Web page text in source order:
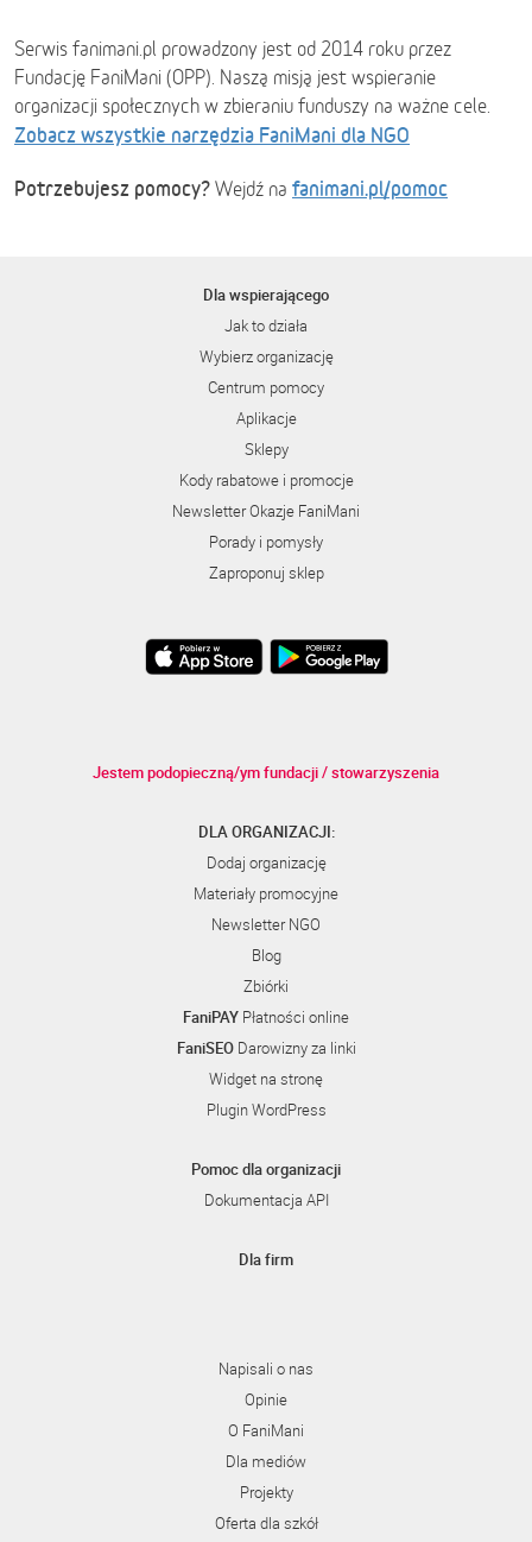
Serwis fanimani.pl prowadzony jest od 2014 roku przez
Fundację FaniMani (OPP). Naszą misją jest wspieranie
organizacji społecznych w zbieraniu funduszy na ważne cele.
Zobacz wszystkie narzędzia FaniMani dla NGO
Potrzebujesz pomocy? Wejdź na fanimani.pl/pomoc
Dla wspierającego
Jak to działa
Wybierz organizację
Centrum pomocy
Aplikacje
Sklepy
Kody rabatowe i promocje
Newsletter Okazje FaniMani
Porady i pomysły
Zaproponuj sklep
Jestem podopieczną/ym fundacji / stowarzyszenia
DLA ORGANIZACJI:
Dodaj organizację
Materiały promocyjne
Newsletter NGO
Blog
Zbiórki
FaniPAY Płatności online
FaniSEODarowizny za linki
Widget na stronę
Plugin WordPress
Pomoc dla organizacji
Dokumentacja API
Dla firm
Napisali o nas
Opinie
O FaniMani
Dla mediów
Projekty
Oferta dla szkół